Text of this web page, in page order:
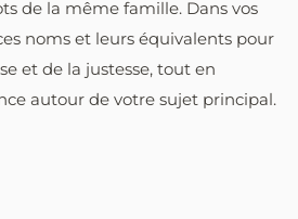
de la même famille. Dans vos
noms et leurs équivalents pour
et de la justesse, tout en
autour de votre sujet principal.